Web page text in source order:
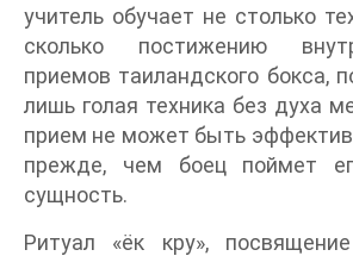
учитель обучает не столько
сколько постижению
приемов таиландского бокса,
лишь голая техника без духа
прием не может быть
прежде, чем боец поймет
сущность.
Ритуал «ёк кру»,